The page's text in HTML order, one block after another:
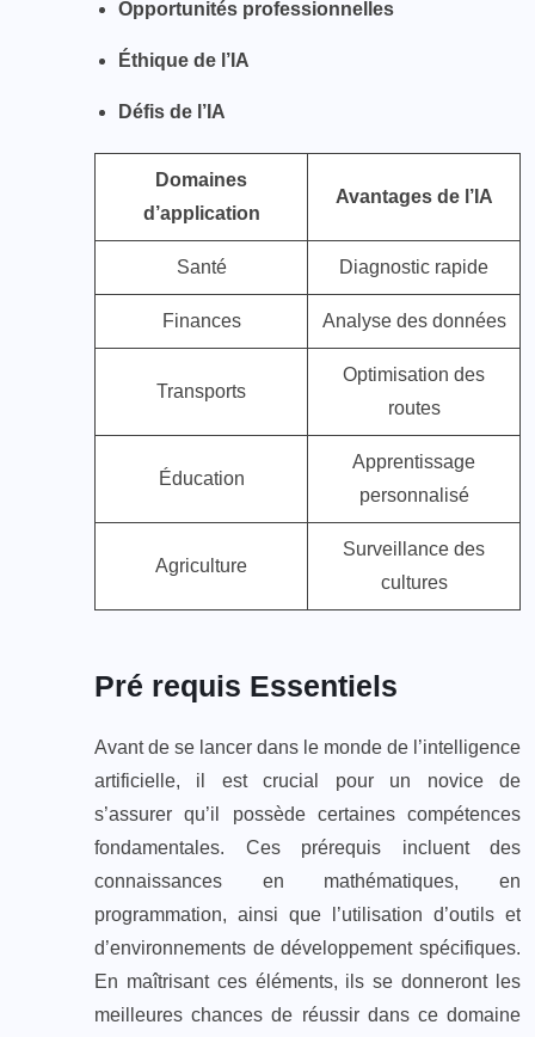
Opportunités professionnelles
Éthique de l’IA
Défis de l’IA
Domaines
d’application
Avantages de l’IA
Santé Diagnostic rapide
Finances Analyse des données
Transports
Optimisation des
routes
Éducation
Apprentissage
personnalisé
Agriculture
Surveillance des
cultures
Pré requis Essentiels
Avant de se lancer dans le monde de l’intelligence
artificielle, il est crucial pour un novice de
s’assurer qu’il possède certaines compétences
fondamentales. Ces prérequis incluent des
connaissances en mathématiques, en
programmation, ainsi que l’utilisation d’outils et
d’environnements de développement spécifiques.
En maîtrisant ces éléments, ils se donneront les
meilleures chances de réussir dans ce domaine